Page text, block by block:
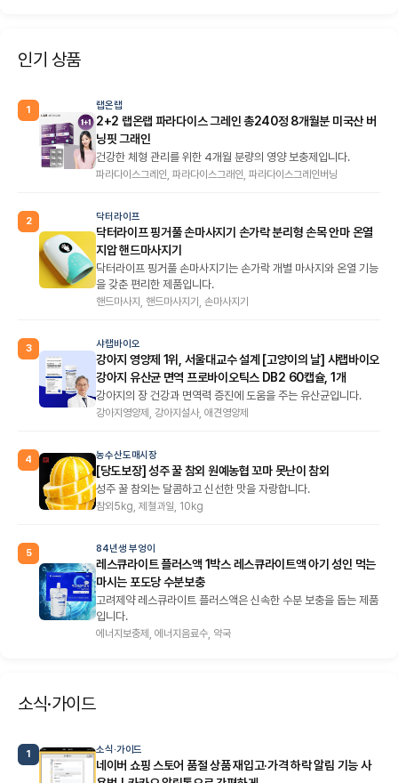
인기 상품
1 랩온랩
2+2 랩온랩 파라다이스 그레인 총240정 8개월분 미국산 버
닝핏 그래인
건강한 체형 관리를 위한 4개월 분량의 영양 보충제입니다.
파라다이스그레인, 파라다이스그래인, 파라다이스그레인버닝
2 닥터라이프
닥터라이프 핑거풀 손마사지기 손가락 분리형 손목 안마 온열
지압 핸드마사지기
닥터라이프 핑거풀 손마사지기는 손가락 개별 마사지와 온열 기능
을 갖춘 편리한 제품입니다.
핸드마사지, 핸드마사지기, 손마사지기
3 샤랩바이오
강아지 영양제 1위, 서울대교수 설계 [고양이의 날] 샤랩바이오
강아지 유산균 면역 프로바이오틱스 DB2 60캡슐, 1개
강아지의 장 건강과 면역력 증진에 도움을 주는 유산균입니다.
강아지영양제, 강아지설사, 애견영양제
4 농수산도매시장
[당도보장] 성주 꿀 참외 원예농협 꼬마 못난이 참외
성주 꿀 참외는 달콤하고 신선한 맛을 자랑합니다.
참외5kg, 제철과일, 10kg
5 84년생 부엉이
레스큐라이트 플러스액 1박스 레스큐라이트액 아기 성인 먹는
마시는 포도당 수분보충
고려제약 레스큐라이트 플러스액은 신속한 수분 보충을 돕는 제품
입니다.
에너지보충제, 에너지음료수, 약국
소식·가이드
1 소식·가이드
네이버 쇼핑 스토어 품절 상품 재입고·가격 하락 알림 기능 사